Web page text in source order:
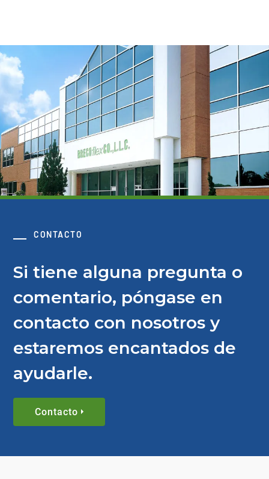
CONTACTO
Si tiene alguna pregunta o
comentario, póngase en
contacto con nosotros y
estaremos encantados de
ayudarle.
Contacto